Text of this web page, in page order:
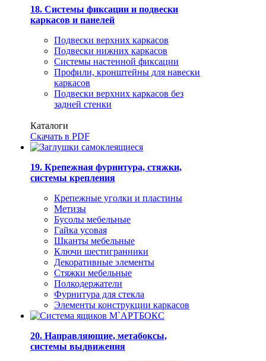
18. Системы фиксации и подвески
каркасов и панелей
Подвески верхних каркасов
Подвески нижних каркасов
Системы настенной фиксации
Профили, кронштейны для навески
каркасов
Подвески верхних каркасов без
задней стенки
Каталоги
Скачать в PDF
19. Крепежная фурнитура, стяжки,
системы крепления
Крепежные уголки и пластины
Метизы
Бусолы мебельные
Гайка усовая
Шканты мебельные
Ключи шестигранники
Декоративные элементы
Стяжки мебельные
Полкодержатели
Фурнитура для стекла
Элементы конструкции каркасов
20. Направляющие, метабоксы,
системы выдвижения